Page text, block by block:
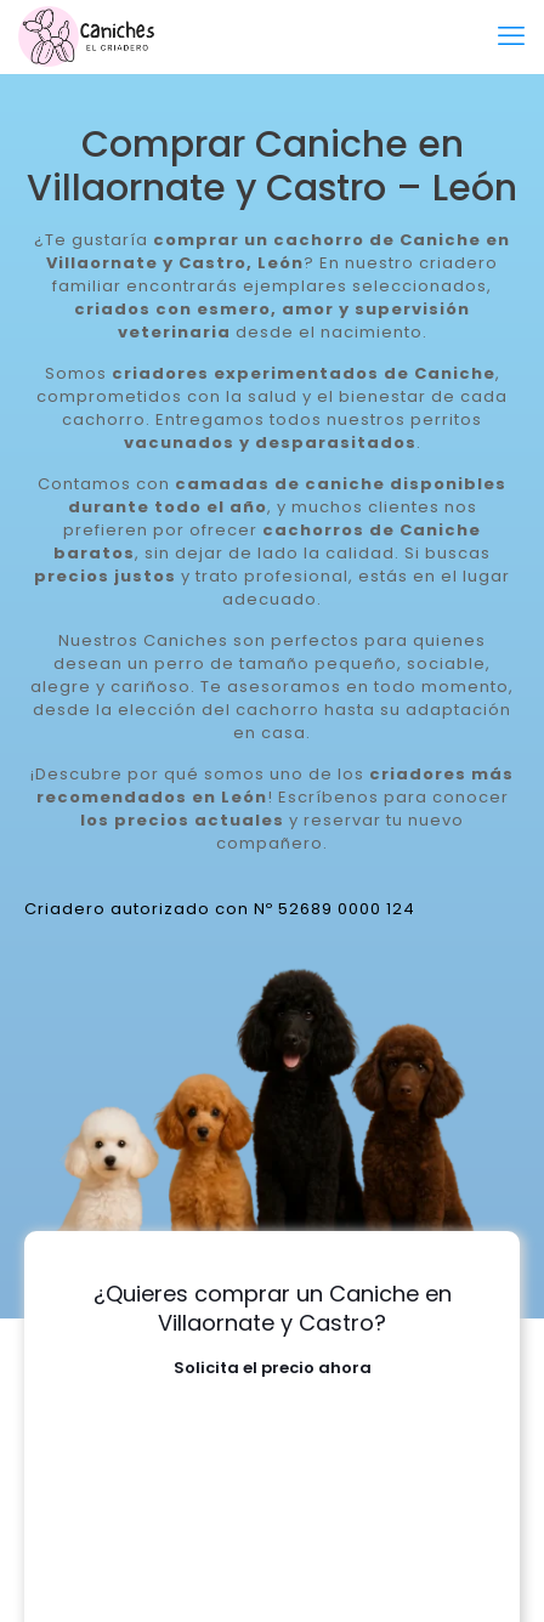
Comprar Caniche en
Villaornate y Castro – León
¿Te gustaría comprar un cachorro de Caniche en
Villaornate y Castro, León? En nuestro criadero
familiar encontrarás ejemplares seleccionados,
criados con esmero, amor y supervisión
veterinaria desde el nacimiento.
Somos criadores experimentados de Caniche,
comprometidos con la salud y el bienestar de cada
cachorro. Entregamos todos nuestros perritos
vacunados y desparasitados.
Contamos con camadas de caniche disponibles
durante todo el año, y muchos clientes nos
prefieren por ofrecer cachorros de Caniche
baratos, sin dejar de lado la calidad. Si buscas
precios justos y trato profesional, estás en el lugar
adecuado.
Nuestros Caniches son perfectos para quienes
desean un perro de tamaño pequeño, sociable,
alegre y cariñoso. Te asesoramos en todo momento,
desde la elección del cachorro hasta su adaptación
en casa.
¡Descubre por qué somos uno de los criadores más
recomendados en León! Escríbenos para conocer
los precios actuales y reservar tu nuevo
compañero.
Criadero autorizado con Nº 52689 0000 124
¿Quieres comprar un Caniche en
Villaornate y Castro?
Solicita el precio ahora